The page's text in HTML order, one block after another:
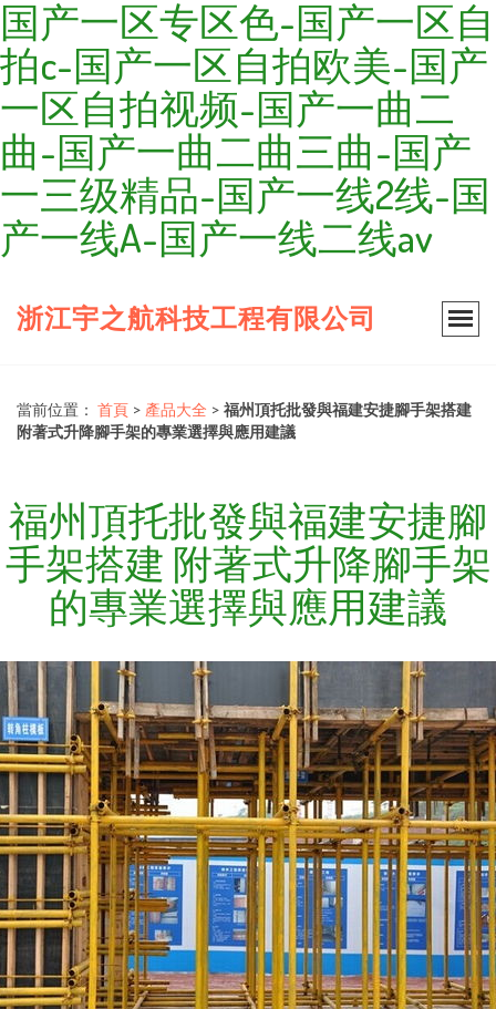
国产一区专区色-国产一区自
拍c-国产一区自拍欧美-国产
一区自拍视频-国产一曲二
曲-国产一曲二曲三曲-国产
一三级精品-国产一线2线-国
产一线A-国产一线二线av
浙江宇之航科技工程有限公司
當前位置： 首頁 > 產品大全 > 福州頂托批發與福建安捷腳手架搭建
附著式升降腳手架的專業選擇與應用建議
福州頂托批發與福建安捷腳
手架搭建 附著式升降腳手架
的專業選擇與應用建議